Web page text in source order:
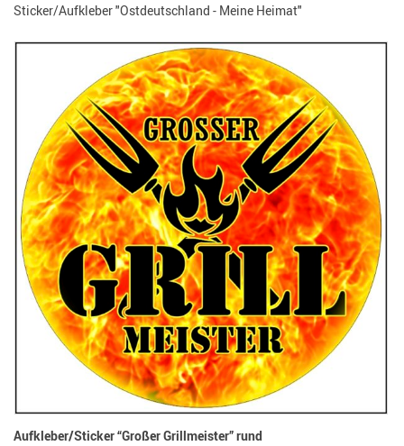
Sticker/Aufkleber "Ostdeutschland - Meine Heimat"
Aufkleber/Sticker “Großer Grillmeister” rund